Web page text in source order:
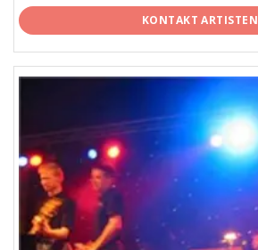
KONTAKT ARTISTEN